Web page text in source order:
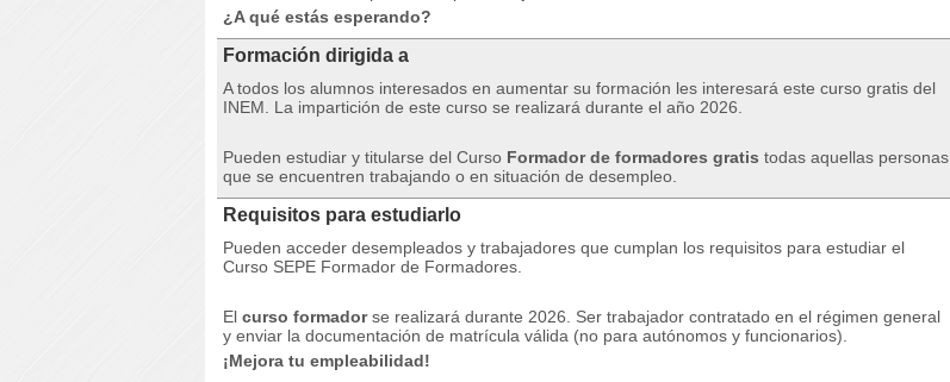
¿A qué estás esperando?
Formación dirigida a
A todos los alumnos interesados ​​​​en aumentar su formación les interesará este curso gratis del
INEM. La impartición de este curso se realizará durante el año 2026.
Pueden estudiar y titularse del Curso Formador de formadores gratis todas aquellas personas
que se encuentren trabajando o en situación de desempleo.
Requisitos para estudiarlo
Pueden acceder desempleados y trabajadores que cumplan los requisitos para estudiar el
Curso SEPE Formador de Formadores.
El curso formadorse realizará durante 2026. Ser trabajador contratado en el régimen general
y enviar la documentación de matrícula válida (no para autónomos y funcionarios).
¡Mejora tu empleabilidad!